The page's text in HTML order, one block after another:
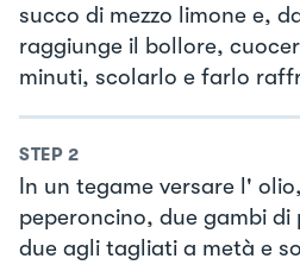
succo di mezzo limone e,
raggiunge il bollore,
minuti, scolarlo e farlo
STEP 2
In un tegame versare l'
peperoncino, due gambi di
due agli tagliati a metà e